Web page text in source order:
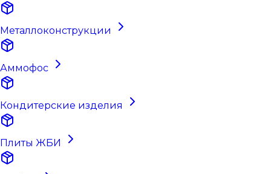
Металлоконструкции
Аммофос
Кондитерские изделия
Плиты ЖБИ